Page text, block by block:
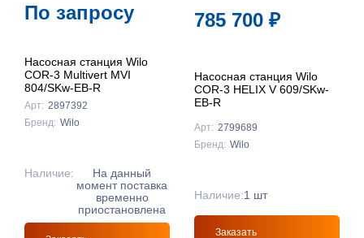
По запросу
Насосная станция Wilo
COR-3 Multivert MVI
804/SKw-EB-R
Арт: 2897392
Бренд: Wilo
Наличие:
На данный
момент поставка
временно
приостановлена
785 700 ₽
Насосная станция Wilo
COR-3 HELIX V 609/SKw-
EB-R
Арт: 2799689
Бренд: Wilo
Наличие:1 шт
Заказать